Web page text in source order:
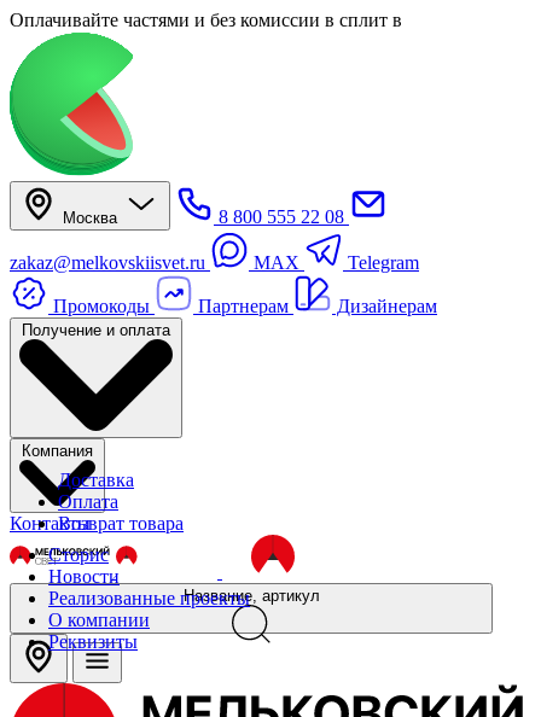
Оплачивайте частями и без комиссии в сплит в
Москва 8 800 555 22 08
zakaz@melkovskiisvet.ru MAX Telegram
Промокоды Партнерам Дизайнерам
Получение и оплата
Доставка
Оплата
Возврат товара
Компания
Сторис
Новости
Реализованные проекты
О компании
Реквизиты
Контакты
Название, артикул